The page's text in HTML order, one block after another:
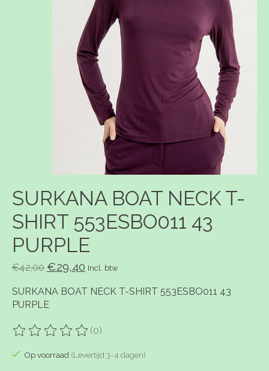
SURKANA BOAT NECK T-
SHIRT 553ESBO011 43
PURPLE
€42,00 €29,40 Incl. btw
SURKANA BOAT NECK T-SHIRT 553ESBO011 43
PURPLE
De beoordeling van dit product is
(0)
Op voorraad (Levertijd:3-4 dagen)